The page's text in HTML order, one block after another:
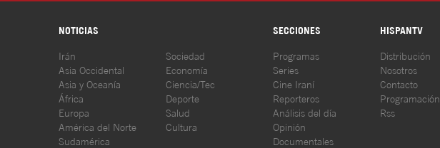
NOTICIAS SECCIONES HISPANTV
Irán
Asia Occidental
Asia y Oceanía
África
Europa
América del Norte
Sudamérica
Sociedad
Economía
Ciencia/Tec
Deporte
Salud
Cultura
Programas
Series
Cine Iraní
Reporteros
Análisis del día
Opinión
Documentales
Distribución
Nosotros
Contacto
Programación
Rss